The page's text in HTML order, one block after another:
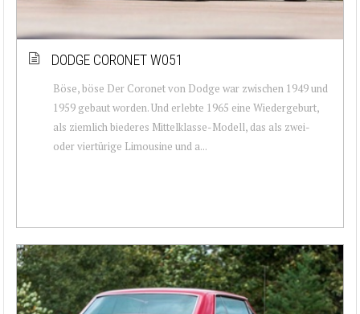
DODGE CORONET W051
Böse, böse Der Coronet von Dodge war zwischen 1949 und
1959 gebaut worden. Und erlebte 1965 eine Wiedergeburt,
als ziemlich biederes Mittelklasse-Modell, das als zwei-
oder viertürige Limousine und a...